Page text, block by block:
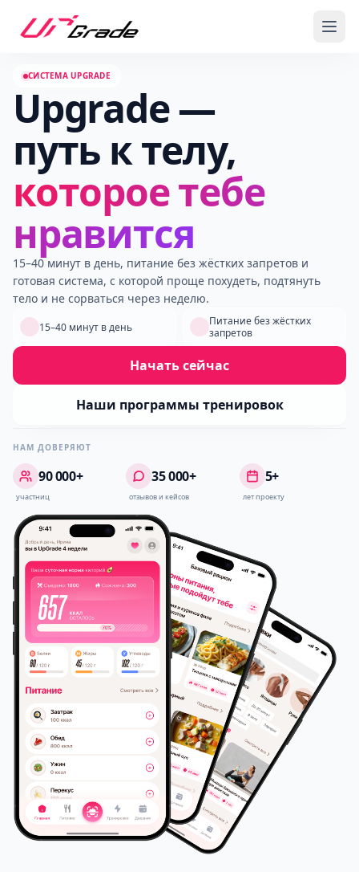
СИСТЕМА UPGRADE
Upgrade —
путь к телу,
которое тебе
нравится
15–40 минут в день, питание без жёстких запретов и
готовая система, с которой проще похудеть, подтянуть
тело и не сорваться через неделю.
15–40 минут в день
Питание без жёстких
запретов
Начать сейчас
Наши программы тренировок
НАМ ДОВЕРЯЮТ
90 000+
участниц
35 000+
отзывов и кейсов
5+
лет проекту